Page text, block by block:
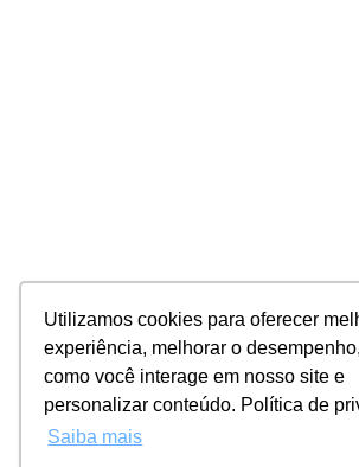
Utilizamos cookies para oferecer
experiência, melhorar o
como você interage em nosso site e
personalizar conteúdo. Política de
Saiba mais